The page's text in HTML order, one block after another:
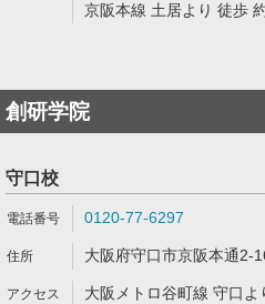
京阪本線 土居より 徒歩
創研学院
守口校
0120-77-6297
大阪府守口市京阪本通2-
大阪メトロ谷町線 守口よ